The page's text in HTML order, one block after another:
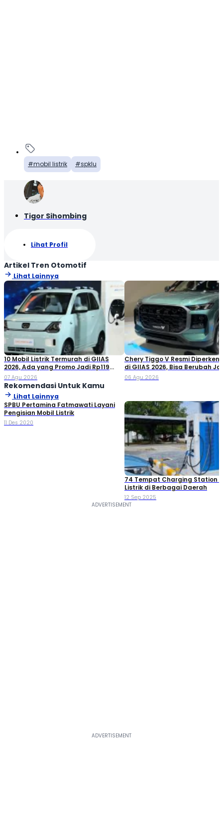
mobil listrik spklu
Tigor Sihombing
Lihat Profil
Artikel Tren Otomotif
Lihat Lainnya
10 Mobil Listrik Termurah di GIIAS
2026, Ada yang Promo Jadi Rp119
Jutaan!
07 Agu 2026
Chery Tiggo V Resmi
di GIIAS 2026, Bisa Berubah
Double Cabin
06 Agu 2026
Rekomendasi Untuk Kamu
Lihat Lainnya
SPBU Pertamina Fatmawati Layani
Pengisian Mobil Listrik
11 Des 2020
74 Tempat Charging Station
Listrik di Berbagai Daerah
12 Sep 2025